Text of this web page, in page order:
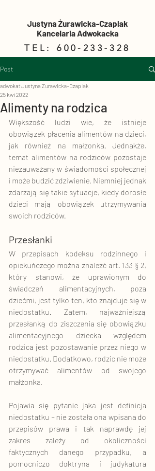
Justyna Żurawicka-Czaplak
Kancelaria Adwokacka
TEL:600-233-328
Post
Alimenty na rodzica
adwokat Justyna Żurawicka-Czaplak
25 kwi 2022
Większość ludzi wie, że istnieje
obowiązek płacenia alimentów na dzieci,
jak również na małżonka. Jednakże,
temat alimentów na rodziców pozostaje
niezauważany w świadomości społecznej
i może budzić zdziwienie. Niemniej jednak
zdarzają się takie sytuacje, kiedy dorosłe
dzieci mają obowiązek utrzymywania
swoich rodziców.
Przesłanki
W przepisach kodeksu rodzinnego i
opiekuńczego można znaleźć art. 133 § 2,
który stanowi, że uprawionym do
świadczeń alimentacyjnych, poza
dziećmi, jest tylko ten, kto znajduje się w
niedostatku. Zatem, najważniejszą
przesłanką do ziszczenia się obowiązku
alimentacyjnego dziecka względem
rodzica jest pozostawanie przez niego w
niedostatku. Dodatkowo, rodzic nie może
otrzymywać alimentów od swojego
małżonka.
Pojawia się pytanie jaka jest definicja
niedostatku – nie została ona wpisana do
przepisów prawa i tak naprawdę jej
zakres zależy od okoliczności
faktycznych danego przypadku, a
pomocniczo doktryna i judykatura